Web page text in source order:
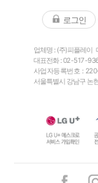
로그인
업체명 : (주)피플레이
대표전화 :02-517-
사업자등록번호 :
서울특별시 강남구 논